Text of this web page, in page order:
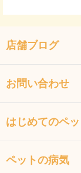
店舗ブログ
お問い合わせ
はじめてのペッ
ペットの病気